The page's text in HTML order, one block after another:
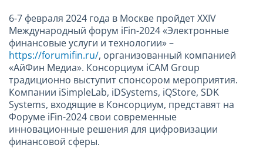
6-7 февраля 2024 года в Москве пройдет XXIV
Международный форум iFin-2024 «Электронные
финансовые услуги и технологии» –
https://forumifin.ru/, организованный компанией
«АйФин Медиа». Консорциум iCAM Group
традиционно выступит спонсором мероприятия.
Компании iSimpleLab, iDSystems, iQStore, SDK
Systems, входящие в Консорциум, представят на
Форуме iFin-2024 свои современные
инновационные решения для цифровизации
финансовой сферы.